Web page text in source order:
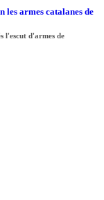
les armes catalanes de
l'escut d'armes de